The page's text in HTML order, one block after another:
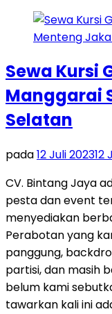
Sewa Kursi
Manggarai
Selatan
pada12 Juli 202312
CV. Bintang Jaya
pesta dan event
menyediakan
Perabotan yang
panggung,
partisi, dan masih
belum kami
tawarkan kali ini